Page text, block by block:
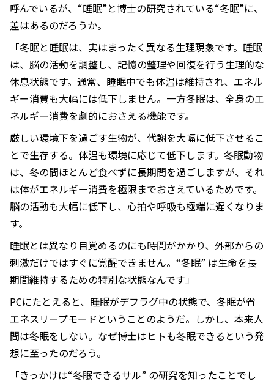
呼んでいるが、“睡眠”と博士の研究されている“冬眠”に、
差はあるのだろうか。
「冬眠と睡眠は、実はまったく異なる生理現象です。睡眠
は、脳の活動を調整し、記憶の整理や回復を行う生理的な
休息状態です。通常、睡眠中でも体温は維持され、エネル
ギー消費も大幅には低下しません。一方冬眠は、全身のエ
ネルギー消費を劇的におさえる機能です。
厳しい環境下を過ごす生物が、代謝を大幅に低下させるこ
とで生存する。体温も環境に応じて低下します。冬眠動物
は、冬の間ほとんど食べずに長期間を過ごしますが、それ
は体がエネルギー消費を極限までおさえているためです。
脳の活動も大幅に低下し、心拍や呼吸も極端に遅くなりま
す。
睡眠とは異なり目覚めるのにも時間がかかり、外部からの
刺激だけではすぐに覚醒できません。“冬眠” は生命を長
期間維持するための特別な状態なんです」
PCにたとえると、睡眠がデフラグ中の状態で、冬眠が省
エネスリープモードということのようだ。しかし、本来人
間は冬眠をしない。なぜ博士はヒトも冬眠できるという発
想に至ったのだろう。
「きっかけは“冬眠できるサル” の研究を知ったことでし